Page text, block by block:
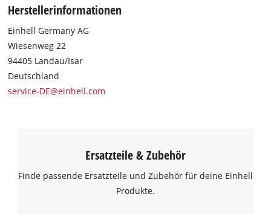
Herstellerinformationen
Einhell Germany AG
Wiesenweg 22
94405 Landau/Isar
Deutschland
service-DE@einhell.com
Ersatzteile & Zubehör
Finde passende Ersatzteile und Zubehör für deine Einhell
Produkte.